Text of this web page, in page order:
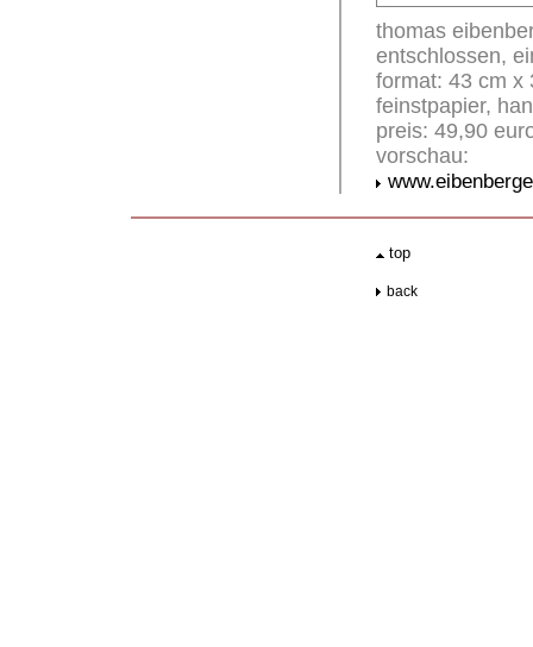
thomas
entschlossen,
format: 43 cm x
feinstpapier,
preis: 49,90
vorschau:
top.
back